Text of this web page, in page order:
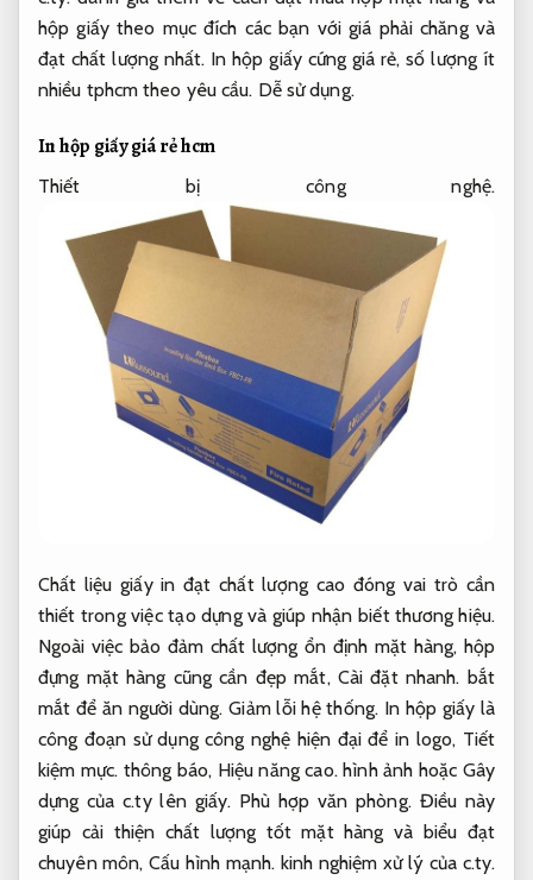
hộp giấy theo mục đích các bạn với giá phải chăng và
đạt chất lượng nhất. In hộp giấy cứng giá rẻ, số lượng ít
nhiều tphcm theo yêu cầu. Dễ sử dụng.
In hộp giấy giá rẻ hcm
Thiết bị công nghệ.
Chất liệu giấy in đạt chất lượng cao đóng vai trò cần
thiết trong việc tạo dựng và giúp nhận biết thương hiệu.
Ngoài việc bảo đảm chất lượng ổn định mặt hàng, hộp
đựng mặt hàng cũng cần đẹp mắt, Cài đặt nhanh. bắt
mắt để ăn người dùng.Giảm lỗi hệ thống. In hộp giấy là
công đoạn sử dụng công nghệ hiện đại để in logo, Tiết
kiệm mực. thông báo, Hiệu năng cao. hình ảnh hoặc Gây
dựng của c.ty lên giấy. Phù hợp văn phòng. Điều này
giúp cải thiện chất lượng tốt mặt hàng và biểu đạt
chuyên môn,Cấu hình mạnh. kinh nghiệm xử lý của c.ty.